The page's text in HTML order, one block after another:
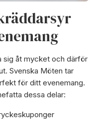
sig åt mycket och därför
Svenska Möten tar
för ditt evenemang.
dessa delar: